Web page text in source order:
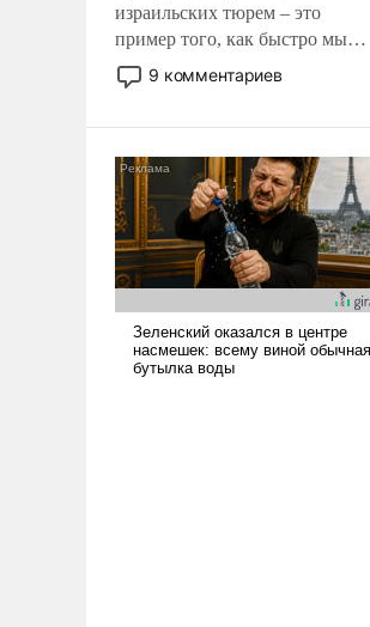
израильских тюрем – это
пример того, как быстро мы
двигаемся по пути
революционных изменений.
псевдонаучной фантастики,
стало всерьез обсуждаемой
идеей.
9 комментариев